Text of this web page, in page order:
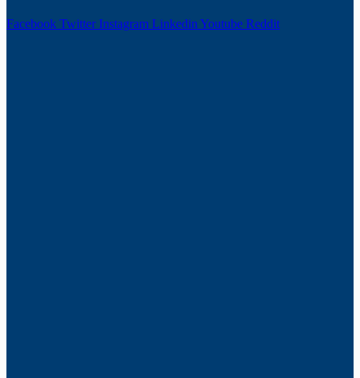
Facebook Twitter Instagram Linkedin Youtube Reddit